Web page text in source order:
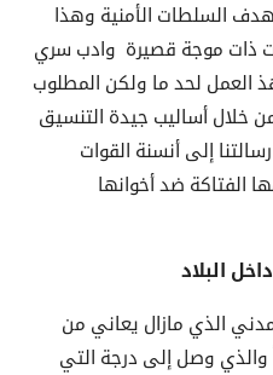
السلطات الأمنية وهذا
ذات موجة قصيرة وادب سري
العمل لحد ما ولكن المطلوب
خلال أساليب جيدة التنسيق
إلى أنسنة القوات
الفتاكة ضد أخوانها
البلاد
الذي مازال يعاني من
في خلال 28 عاماً والذي وصل إلى درجة التي